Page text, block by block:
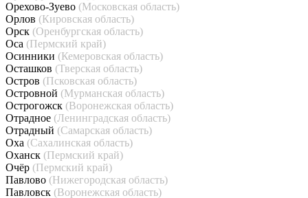
Орехово-Зуево (Московская область)
Орлов (Кировская область)
Орск (Оренбургская область)
Оса (Пермский край)
Осинники (Кемеровская область)
Осташков (Тверская область)
Остров (Псковская область)
Островной (Мурманская область)
Острогожск (Воронежская область)
Отрадное (Ленинградская область)
Отрадный (Самарская область)
Оха (Сахалинская область)
Оханск (Пермский край)
Очёр (Пермский край)
Павлово (Нижегородская область)
Павловск (Воронежская область)